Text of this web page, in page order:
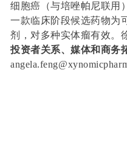
细胞癌（与培唑帕尼联用
一款临床阶段候选药物为
剂，对多种实体瘤有效。
投资者关系、媒体和商务